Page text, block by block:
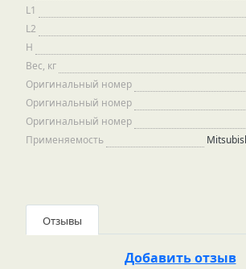
L1
L2
H
Вес, кг
Оригинальный номер
Оригинальный номер
Оригинальный номер
Применяемость
Отзывы
Добавить отзыв